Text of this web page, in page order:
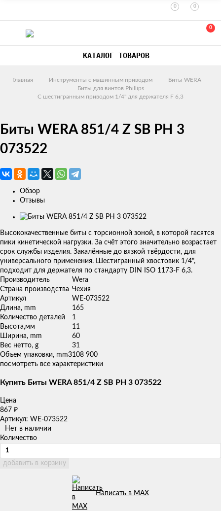
0 0
0
КАТАЛОГ ТОВАРОВ
Главная Инструменты с машинным приводом
Биты WERA
Биты для винтов Phillips
С шестигранным приводом 1/4" для держателя F 6,3
Биты WERA 851/4 Z SB PH 3
073522
Обзор
Отзывы
Изображения
товаров
Высококачественные биты с торсионной зоной, в которой гасятся
пики кинетической нагрузки. За счёт этого значительно возрастает
срок службы изделия. Закалённые до вязкой твёрдости, для
универсального применения. Шестигранный хвостовик 1/4",
подходит для держателя по стандарту DIN ISO 1173-F 6,3.
Производитель
Wera
Страна производства Чехия
Артикул
WE-073522
Длина, mm
165
Количество деталей
1
Высота,мм
11
Ширина, mm
60
Вес нетто, g
31
Объем упаковки, mm3108 900
посмотреть все характеристики
Купить Биты WERA 851/4 Z SB PH 3 073522
Цена
867 ₽
Артикул: WE-073522
Нет в наличии
Количество
добавить в корзину
Написать в MAX